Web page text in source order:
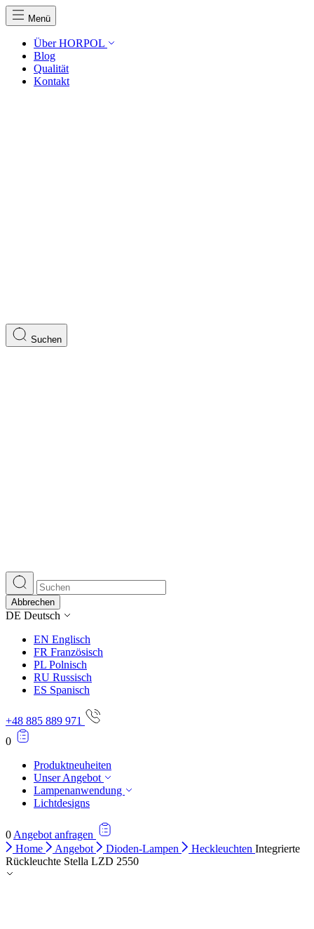
Menü
Über HORPOL
Blog
Qualität
Kontakt
Suchen
Abbrechen
DE Deutsch
EN Englisch
FR Französisch
PL Polnisch
RU Russisch
ES Spanisch
+48 885 889 971
0
Produktneuheiten
Unser Angebot
Lampenanwendung
Lichtdesigns
0 Angebot anfragen
Home
Angebot Dioden-Lampen Heckleuchten Integrierte
Rückleuchte Stella LZD 2550